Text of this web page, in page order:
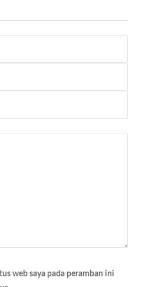
web saya pada peramban ini